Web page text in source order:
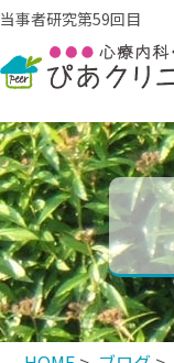
当事者研究第59回目